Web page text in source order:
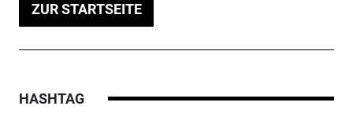
ZUR STARTSEITE
HASHTAG